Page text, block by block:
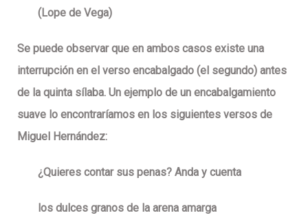
(Lope de Vega)
Se puede observar que en ambos casos existe una
interrupción en el verso encabalgado (el segundo) antes
de la quinta sílaba. Un ejemplo de un encabalgamiento
suave lo encontraríamos en los siguientes versos de
Miguel Hernández:
¿Quieres contar sus penas? Anda y cuenta
los dulces granos de la arena amarga